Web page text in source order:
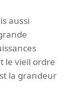
aussi
le vieil ordre
la grandeur